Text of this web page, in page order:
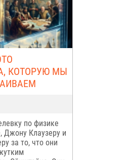
КОТОРУЮ МЫ
по физике
Джону Клаузеру и
за то, что они